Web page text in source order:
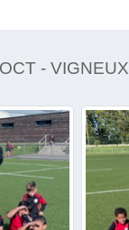
- VIGNEUX